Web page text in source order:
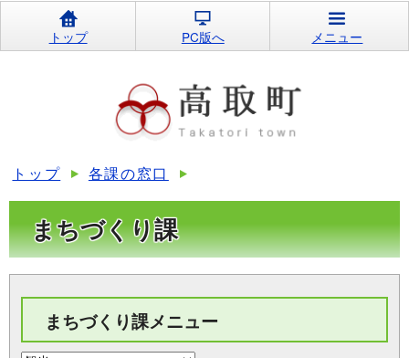
トップ PC版へ メニュー
トップ 各課の窓口
まちづくり課
まちづくり課メニュー